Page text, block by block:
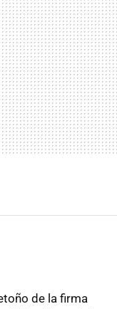
de la firma